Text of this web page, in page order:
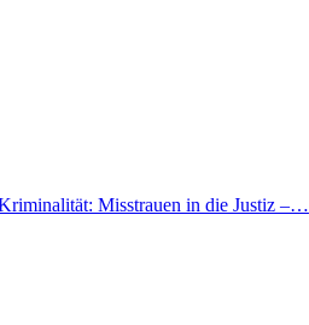
Misstrauen in die Justiz –…